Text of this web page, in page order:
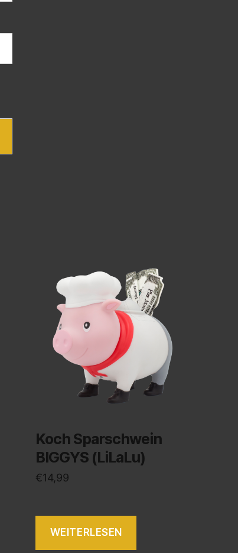
Koch Sparschwein
BIGGYS (LiLaLu)
€14,99
WEITERLESEN